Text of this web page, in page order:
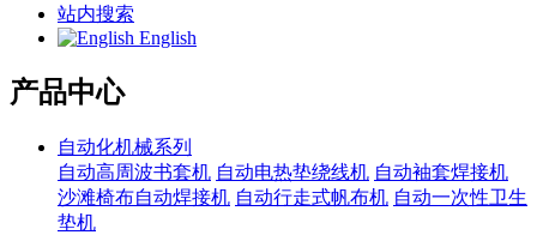
站内搜索
English
产品中心
自动化机械系列
自动高周波书套机 自动电热垫绕线机 自动袖套焊接机
沙滩椅布自动焊接机 自动行走式帆布机 自动一次性卫生
垫机